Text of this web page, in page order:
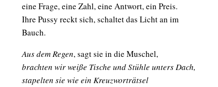
eine Frage, eine Zahl, eine Antwort, ein Preis.
Ihre Pussy reckt sich, schaltet das Licht an im
Bauch.
Aus dem Regen, sagt sie in die Muschel,
brachten wir weiße Tische und Stühle unters Dach,
stapelten sie wie ein Kreuzworträtsel